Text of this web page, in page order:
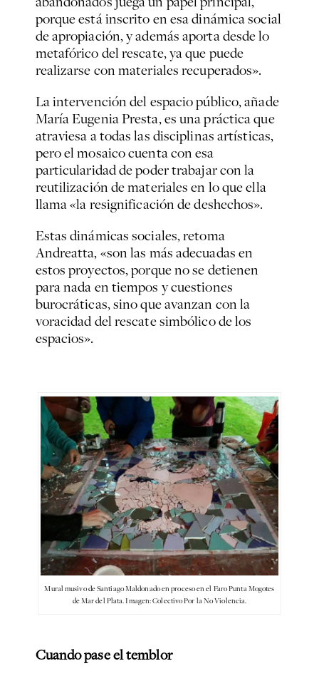
porque está inscrito en esa dinámica social
de apropiación, y además aporta desde lo
metafórico del rescate, ya que puede
realizarse con materiales recuperados».
La intervención del espacio público, añade
María Eugenia Presta, es una práctica que
atraviesa a todas las disciplinas artísticas,
pero el mosaico cuenta con esa
particularidad de poder trabajar con la
reutilización de materiales en lo que ella
llama «la resignificación de deshechos».
Estas dinámicas sociales, retoma
Andreatta, «son las más adecuadas en
estos proyectos, porque no se detienen
para nada en tiempos y cuestiones
burocráticas, sino que avanzan con la
voracidad del rescate simbólico de los
espacios».
Mural musivo de Santiago Maldonado en proceso en el Faro Punta Mogotes
de Mar del Plata. Imagen: Colectivo Por la No Violencia.
Cuando pase el temblor